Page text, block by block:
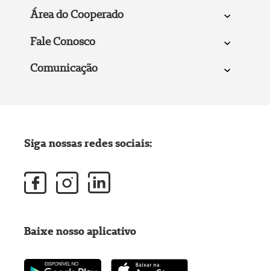
Área do Cooperado
Fale Conosco
Comunicação
Siga nossas redes sociais:
Baixe nosso aplicativo